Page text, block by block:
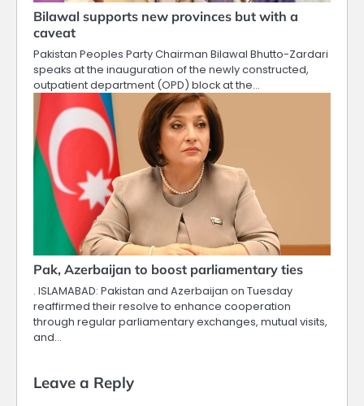
Bilawal supports new provinces but with a
caveat
Pakistan Peoples Party Chairman Bilawal Bhutto-Zardari
speaks at the inauguration of the newly constructed,
outpatient department (OPD) block at the…
Pak, Azerbaijan to boost parliamentary ties
. ISLAMABAD: Pakistan and Azerbaijan on Tuesday
reaffirmed their resolve to enhance cooperation
through regular parliamentary exchanges, mutual visits,
and…
Leave a Reply